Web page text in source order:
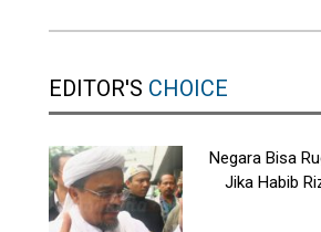
EDITOR'S CHOICE
Negara Bisa
Jika Habib